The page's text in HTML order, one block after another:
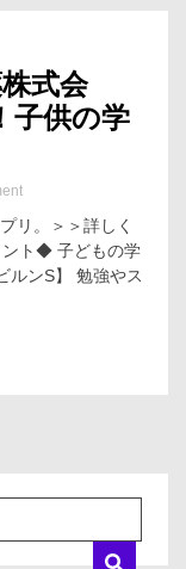
式会
子供の学
on
ビ
ル
ン
リ。＞＞詳しく
ト◆ 子どもの学
ルンS】 勉強やス